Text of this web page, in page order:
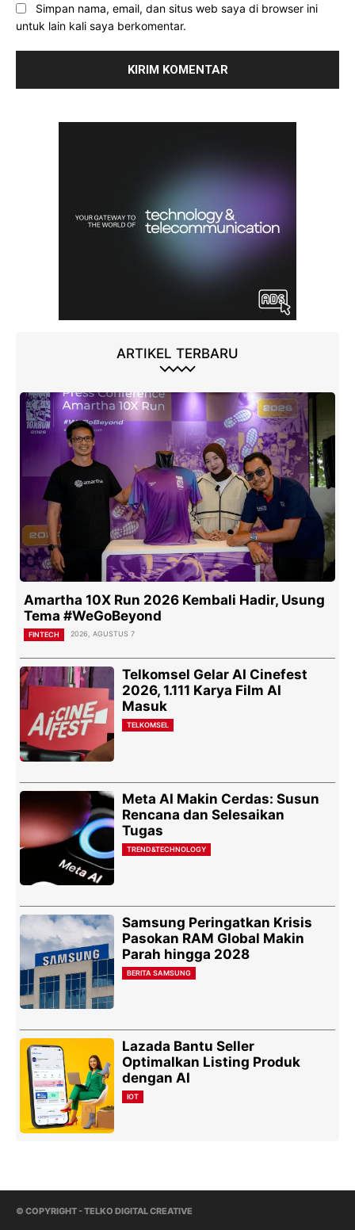
Simpan nama, email, dan situs web saya di browser ini
untuk lain kali saya berkomentar.
ARTIKEL TERBARU
Amartha 10X Run 2026 Kembali Hadir, Usung
Tema #WeGoBeyond
FINTECH 2026, AGUSTUS 7
Telkomsel Gelar AI Cinefest
2026, 1.111 Karya Film AI
Masuk
TELKOMSEL
Meta AI Makin Cerdas: Susun
Rencana dan Selesaikan
Tugas
TREND&TECHNOLOGY
Samsung Peringatkan Krisis
Pasokan RAM Global Makin
Parah hingga 2028
BERITA SAMSUNG
Lazada Bantu Seller
Optimalkan Listing Produk
dengan AI
IOT
© COPYRIGHT - TELKO DIGITAL CREATIVE